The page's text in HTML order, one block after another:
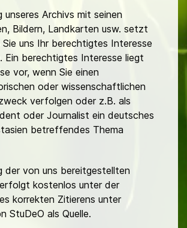
unseres Archivs mit seinen
Bildern, Landkarten usw. setzt
uns Ihr berechtigtes Interesse
Ein berechtigtes Interesse liegt
vor, wenn Sie einen
oder wissenschaftlichen
verfolgen oder z.B. als
oder Journalist ein deutsches
betreffendes Thema
der von uns bereitgestellten
kostenlos unter der
korrekten Zitierens unter
StuDeO als Quelle.